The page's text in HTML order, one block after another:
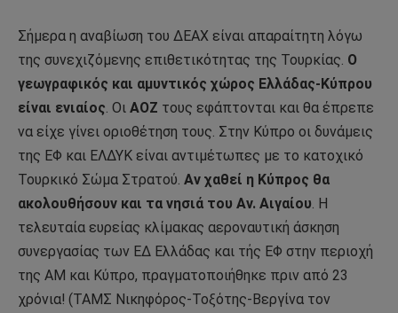
Σήμερα η αναβίωση του ΔΕΑΧ είναι απαραίτητη λόγω
της συνεχιζόμενης επιθετικότητας της Τουρκίας. Ο
γεωγραφικός και αμυντικός χώρος Ελλάδας-Κύπρου
είναι ενιαίος. Οι ΑΟΖ τους εφάπτονται και θα έπρεπε
να είχε γίνει οριοθέτηση τους. Στην Κύπρο οι δυνάμεις
της ΕΦ και ΕΛΔΥΚ είναι αντιμέτωπες με το κατοχικό
Τουρκικό Σώμα Στρατού. Αν χαθεί η Κύπρος θα
ακολουθήσουν και τα νησιά του Αν. Αιγαίου. Η
τελευταία ευρείας κλίμακας αεροναυτική άσκηση
συνεργασίας των ΕΔ Ελλάδας και τής ΕΦ στην περιοχή
της ΑΜ και Κύπρο, πραγματοποιήθηκε πριν από 23
χρόνια! (ΤΑΜΣ Νικηφόρος-Τοξότης-Βεργίνα τον